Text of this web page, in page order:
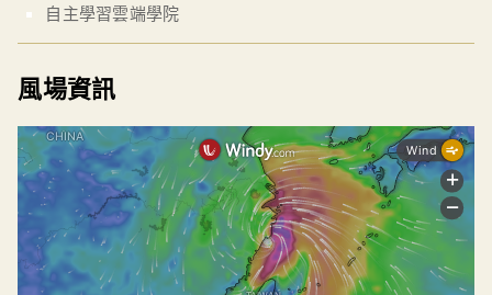
自主學習雲端學院
風場資訊